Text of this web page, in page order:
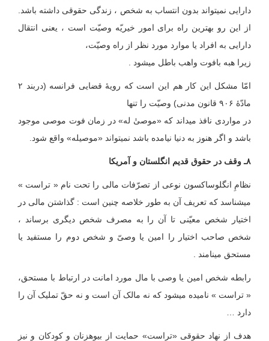
دارایی نمی‏تواند بدون انتساب به شخص ، زندگی حقوقی داشته باشد.
از این رو بهترین راه برای امور خیریّه وصیّت است ، یعنی انتقال
دارایی به افراد یا موارد مورد نظر از راه وصیّت،
زیرا هبه بافوت واهب باطل می‏شود .
امّا مشکل این کار هم این است که رویهٔ قضایی فرانسه (دربند ۲
مادّۀ ۹۰۶ قانون مدنی) وصیّت را تنها
در مواردی نافذ می‏داند که «موصیٰ‏ٰٰٰٰ له» در زمان فوت موصی موجود
باشد و اگر هنوز به دنیا نیامده باشد نمی‏تواند «موصی‏له» واقع شود.
۸ـ وقف در حقوق قدیم انگلستان و آمریکا
نظامِ انگلوساکسون نوعی از تصرّفات مالی را تحت نام « تراست »
می‏شناسد که تعریف آن به طور خلاصه چنین است : گذاشتن مالی در
اختیار شخص معیّنی تا آن را به مصرف شخص دیگری برساند ،
شخص صاحب اختیار را امین یا وصیّ و شخص دوم را مستفید یا
مستحق می‏نامند .
رابطه شخص امین یا وصی با مال مورد امانت در ارتباط با مستحق،
« تراست » نامیده می‏شود که نه مالک آن است و نه حقّ تملیک آن را
دارد …
هدف از نهاد حقوقی «تراست» حمایت از بیوه‏زنان و کودکان و نیز